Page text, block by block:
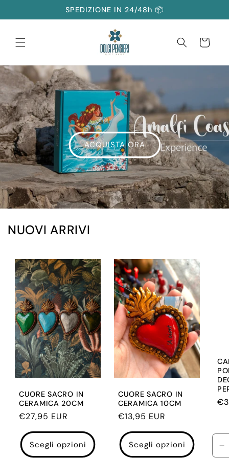
ai contenuti
SPEDIZIONE IN 24/48h 📦
Carrello
ACQUISTA ORA
NUOVI ARRIVI
CUORE SACRO IN
CERAMICA 20CM
Prezzo
listino
€27,95 EUR
Scegli opzioni
CUORE SACRO IN
CERAMICA 10CM
Prezzo
listino
€13,95 EUR
Scegli opzioni